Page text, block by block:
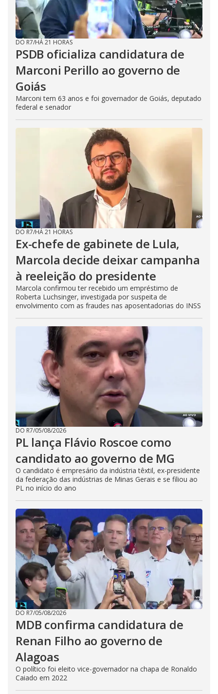
DO R7/HÁ 21 HORAS
PSDB oficializa candidatura de
Marconi Perillo ao governo de
Goiás
Marconi tem 63 anos e foi governador de Goiás, deputado
federal e senador
DO R7/HÁ 21 HORAS
Ex-chefe de gabinete de Lula,
Marcola decide deixar campanha
à reeleição do presidente
Marcola confirmou ter recebido um empréstimo de
Roberta Luchsinger, investigada por suspeita de
envolvimento com as fraudes nas aposentadorias do INSS
DO R7/05/08/2026
PL lança Flávio Roscoe como
candidato ao governo de MG
O candidato é empresário da indústria têxtil, ex-presidente
da federação das indústrias de Minas Gerais e se filiou ao
PL no início do ano
DO R7/05/08/2026
MDB confirma candidatura de
Renan Filho ao governo de
Alagoas
O político foi eleito vice-governador na chapa de Ronaldo
Caiado em 2022